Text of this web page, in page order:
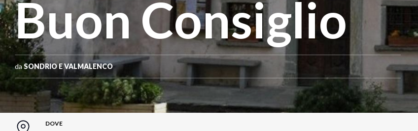
Buon Consiglio
da SONDRIO E VALMALENCO
DOVE